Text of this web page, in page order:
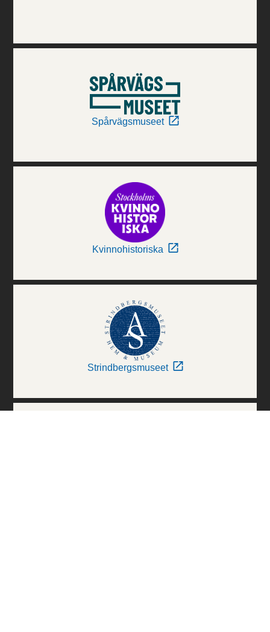
Spårvägsmuseet
Kvinnohistoriska
Strindbergsmuseet